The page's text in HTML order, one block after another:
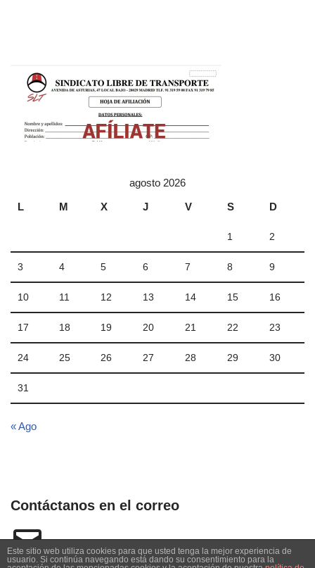
agosto 2026
L
M X J V S D
1 2
3 4 5 6 7 8 9
10 11 12 13 14 15 16
17 18 19 20 21 22 23
24 25 26 27 28 29 30
31
« Ago
Contáctanos en el correo
Este sitio web utiliza cookies para que usted tenga la mejor experiencia de
usuario. Si continúa navegando está dando su consentimiento para la